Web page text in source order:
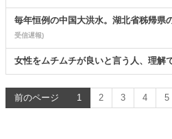
毎年恒例の中国大洪水。湖北省秭帰県
受信遅報)
女性をムチムチが良いと言う人、理解
前のページ 1 2 3 4 5